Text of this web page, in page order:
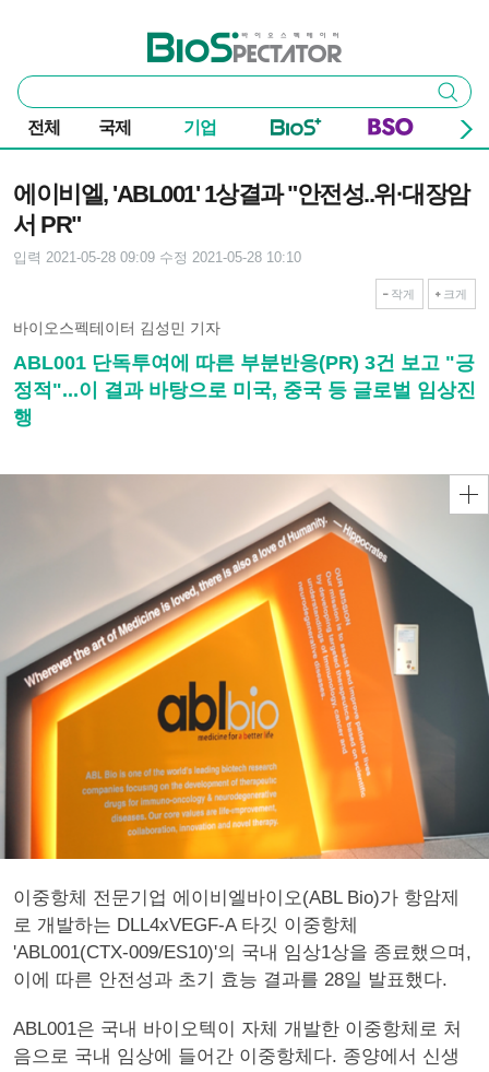
바이오스펙테이터
통
합
검
색
검색
전체 국제 기업
에이비엘, 'ABL001' 1상결과 "안전성..위·대장암
서 PR"
입력 2021-05-28 09:09 수정 2021-05-28 10:10
작게 크게
바이오스펙테이터 김성민 기자
ABL001 단독투여에 따른 부분반응(PR) 3건 보고 "긍
정적"...이 결과 바탕으로 미국, 중국 등 글로벌 임상진
행
이중항체 전문기업 에이비엘바이오(ABL Bio)가 항암제
로 개발하는 DLL4xVEGF-A 타깃 이중항체
'ABL001(CTX-009/ES10)'의 국내 임상1상을 종료했으며,
이에 따른 안전성과 초기 효능 결과를 28일 발표했다.
ABL001은 국내 바이오텍이 자체 개발한 이중항체로 처
음으로 국내 임상에 들어간 이중항체다. 종양에서 신생